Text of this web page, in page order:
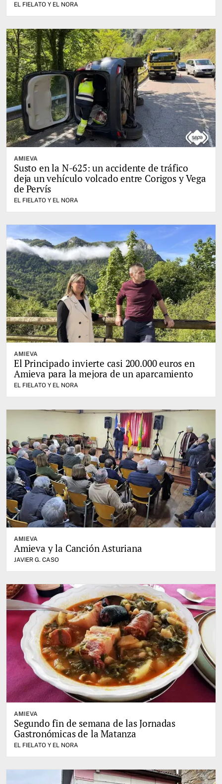
EL FIELATO Y EL NORA
AMIEVA
Susto en la N-625: un accidente de tráfico
deja un vehículo volcado entre Corigos y Vega
de Pervís
EL FIELATO Y EL NORA
AMIEVA
El Principado invierte casi 200.000 euros en
Amieva para la mejora de un aparcamiento
EL FIELATO Y EL NORA
AMIEVA
Amieva y la Canción Asturiana
JAVIER G. CASO
AMIEVA
Segundo fin de semana de las Jornadas
Gastronómicas de la Matanza
EL FIELATO Y EL NORA